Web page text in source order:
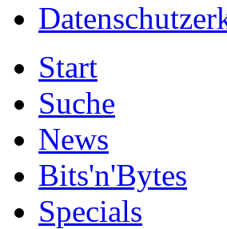
Start
Suche
News
Bits'n'Bytes
Specials